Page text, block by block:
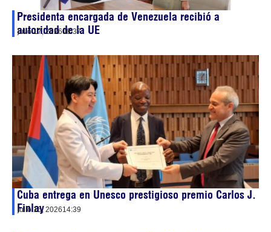
Presidenta encargada de Venezuela recibió a
autoridad de la UE
julio 17, 202608:37
Cuba entrega en Unesco prestigioso premio Carlos J.
Finlay
julio 16, 202614:39